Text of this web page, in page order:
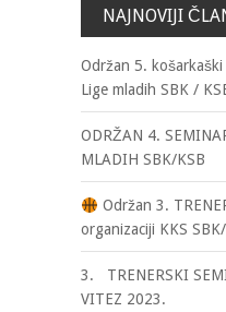
NAJNOVIJI
Održan 5. košarkaški
Lige mladih SBK /
ODRŽAN 4.
MLADIH SBK/KSB
Održan 3.
organizaciji KKS
3. TRENERSKI
VITEZ 2023.